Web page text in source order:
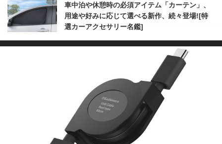
車中泊や休憩時の必須アイテム「カーテン」、
用途や好みに応じて選べる新作、続々登場![特
選カーアクセサリー名鑑]